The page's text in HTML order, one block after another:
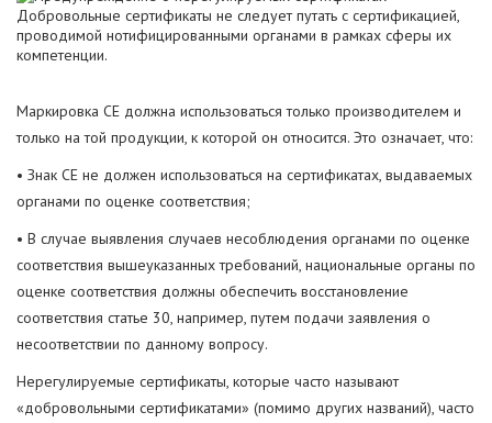
Маркировка CE должна использоваться только производителем и
только на той продукции, к которой он относится. Это означает, что:
• Знак CE не должен использоваться на сертификатах, выдаваемых
органами по оценке соответствия;
• В случае выявления случаев несоблюдения органами по оценке
соответствия вышеуказанных требований, национальные органы по
оценке соответствия должны обеспечить восстановление
соответствия статье 30, например, путем подачи заявления о
несоответствии по данному вопросу.
Нерегулируемые сертификаты, которые часто называют
«добровольными сертификатами» (помимо других названий), часто